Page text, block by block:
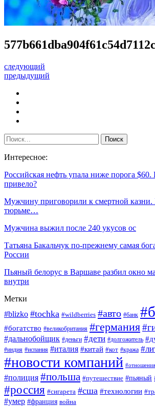
следующий
предыдущий
Интересное:
Российская нефть упала ниже порога $60.
привело?
Мужчину приговорили к смертной казни.
тюрьме…
Мужчина выжил после 240 укусов ос
Татьяна Бакальчук по-прежнему самая
России
Пьяный белорус в Варшаве разбил окно
внутри
Метки
#blizko #tochka #wildberries #авто #банк
#богатство #великобритания #германия
#дальнобойщик #деньги #дети #долгожитель
#индия #испания #италия #китай #кот #кража
#новости компаний #отношения
#полиция #польша #путешествие #пьяный
#россия #сигарета #сша #технологии
#умер #франция война